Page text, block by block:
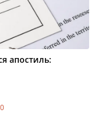
апостиль:
0